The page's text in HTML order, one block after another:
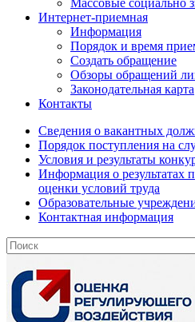
Массовые социально
Интернет-приемная
Информация
Порядок и время
Создать обращение
Обзоры обращений
Законодательная карта
Контакты
Сведения о вакантных
Порядок поступления на
Условия и результаты
Информация о результатах
оценки условий труда
Образовательные
Контактная информация